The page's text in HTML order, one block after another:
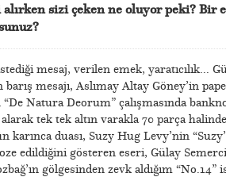
sizi çeken ne oluyor peki? Bir
mesaj, verilen emek, yaratıcılık...
barış mesajı, Aslımay Altay Göney’in
“De Natura Deorum” çalışmasında
tek tek altın varakla 70 parça
karınca duası, Suzy Hug Levy’nin
edildiğini gösteren eseri, Gülay
gölgesinden zevk aldığım